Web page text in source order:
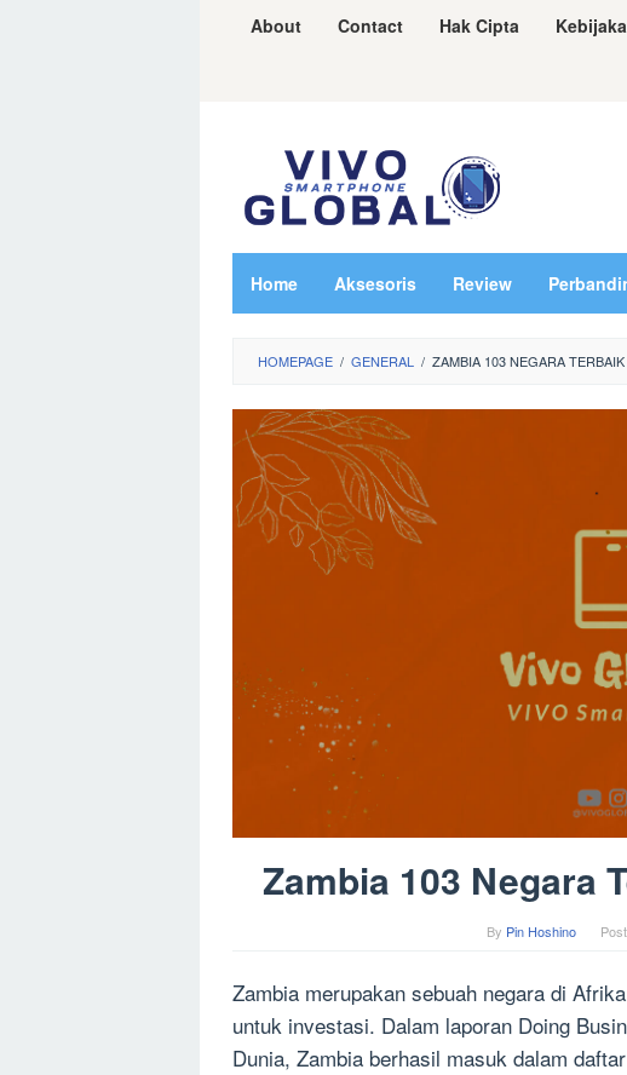
About Contact Hak Cipta
Home Aksesoris Review
HOMEPAGE / GENERAL / ZAMBIA 103 NEGARA
Zambia 103 Negara
By Pin Hoshino
Zambia merupakan sebuah negara di
untuk investasi. Dalam laporan Doing
Dunia, Zambia berhasil masuk dalam